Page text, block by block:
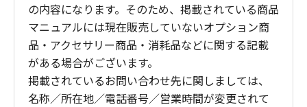
の内容になります。そのため、掲載されている商品
マニュアルには現在販売していないオプション商
品・アクセサリー商品・消耗品などに関する記載
がある場合がございます。
掲載されているお問い合わせ先に関しましては、
名称／所在地／電話番号／営業時間が変更されて